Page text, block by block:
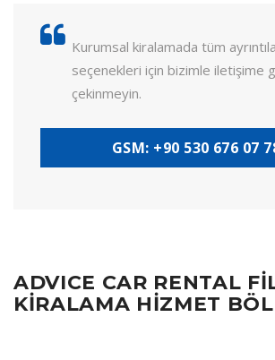
Kurumsal kiralamada tüm
seçenekleri için bizimle iletişime
çekinmeyin.
GSM: +90 530 676 07
ADVICE CAR RENTAL
KİRALAMA HİZMET